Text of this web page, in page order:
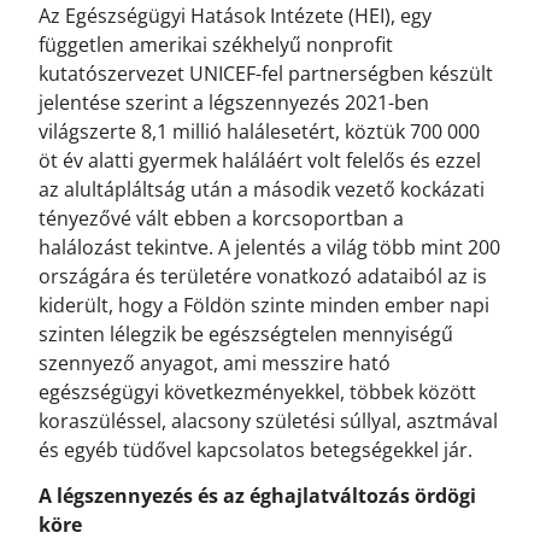
Az Egészségügyi Hatások Intézete (HEI), egy
független amerikai székhelyű nonprofit
kutatószervezet UNICEF-fel partnerségben készült
jelentése szerint a légszennyezés 2021-ben
világszerte 8,1 millió halálesetért, köztük 700 000
öt év alatti gyermek haláláért volt felelős és ezzel
az alultápláltság után a második vezető kockázati
tényezővé vált ebben a korcsoportban a
halálozást tekintve. A jelentés a világ több mint 200
országára és területére vonatkozó adataiból az is
kiderült, hogy a Földön szinte minden ember napi
szinten lélegzik be egészségtelen mennyiségű
szennyező anyagot, ami messzire ható
egészségügyi következményekkel, többek között
koraszüléssel, alacsony születési súllyal, asztmával
és egyéb tüdővel kapcsolatos betegségekkel jár.
A légszennyezés és az éghajlatváltozás ördögi
köre